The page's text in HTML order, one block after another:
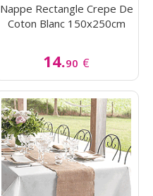
Nappe Rectangle Crepe De
Coton Blanc 150x250cm
14.90 €